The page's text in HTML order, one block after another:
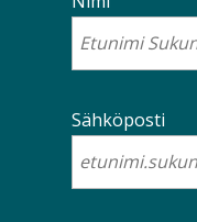
Sähköposti